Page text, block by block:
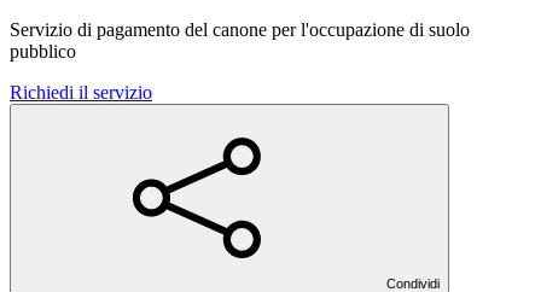
Servizio di pagamento del canone per l'occupazione di suolo
pubblico
Richiedi il servizio
Condividi